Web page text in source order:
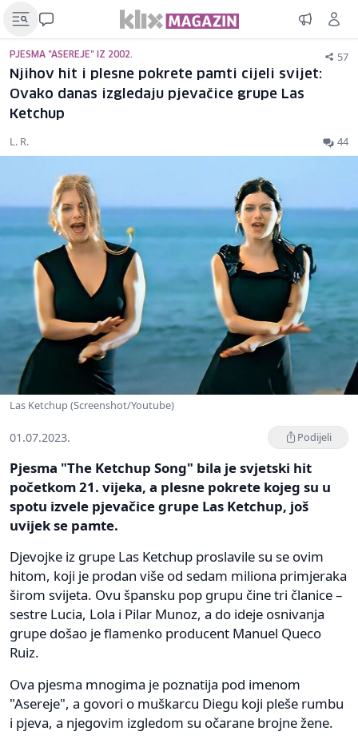
PJESMA "ASEREJE" IZ 2002. 57
Njihov hit i plesne pokrete pamti cijeli svijet:
Ovako danas izgledaju pjevačice grupe Las
Ketchup
L. R. 44
Las Ketchup (Screenshot/Youtube)
01.07.2023. Podijeli
Pjesma "The Ketchup Song" bila je svjetski hit
početkom 21. vijeka, a plesne pokrete kojeg su u
spotu izvele pjevačice grupe Las Ketchup, još
uvijek se pamte.
Djevojke iz grupe Las Ketchup proslavile su se ovim
hitom, koji je prodan više od sedam miliona primjeraka
širom svijeta. Ovu špansku pop grupu čine tri članice –
sestre Lucia, Lola i Pilar Munoz, a do ideje osnivanja
grupe došao je flamenko producent Manuel Queco
Ruiz.
Ova pjesma mnogima je poznatija pod imenom
"Asereje", a govori o muškarcu Diegu koji pleše rumbu
i pjeva, a njegovim izgledom su očarane brojne žene.